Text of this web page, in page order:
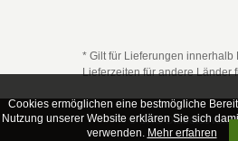
Cookies ermöglichen eine bestmögliche
Nutzung unserer Website erklären Sie sich
verwenden. Mehr erfahren
* Gilt für Lieferungen innerhalb
Lieferzeiten für andere Länder
© SHG